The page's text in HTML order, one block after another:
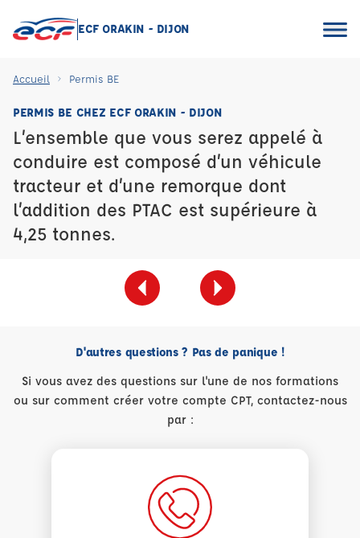
ECF ORAKIN - DIJON
Accueil Permis BE
PERMIS BE CHEZ ECF ORAKIN - DIJON
L’ensemble que vous serez appelé à
conduire est composé d’un véhicule
tracteur et d’une remorque dont
l’addition des PTAC est supérieure à
4,25 tonnes.
D'autres questions ? Pas de panique !
Si vous avez des questions sur l'une de nos formations
ou sur comment créer votre compte CPT, contactez-nous
par :